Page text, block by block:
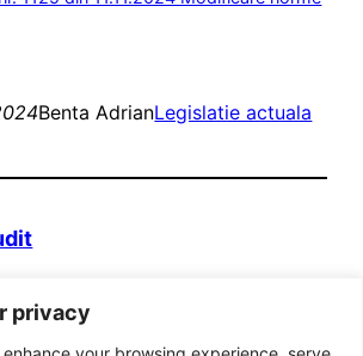
privacy
Benta AdrianLegislatie actuala
sunt detinute de persoana fizica
Adrian Benta.